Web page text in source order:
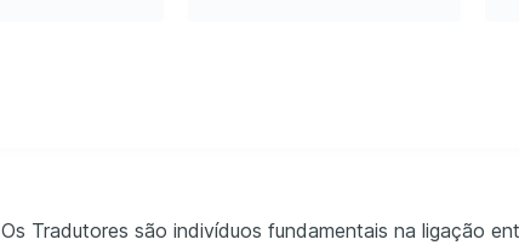
Os Tradutores são indivíduos fundamentais na ligação